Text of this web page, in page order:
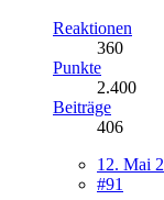
Reaktionen
360
Punkte
2.400
Beiträge
406
12. Mai
#91